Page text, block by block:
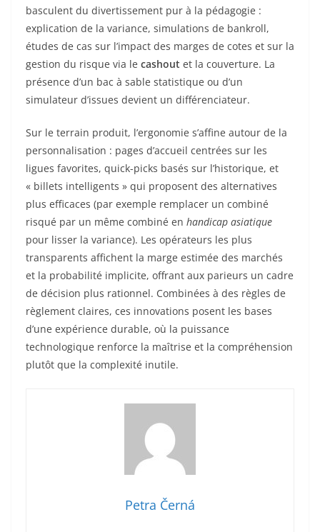
basculent du divertissement pur à la pédagogie :
explication de la variance, simulations de bankroll,
études de cas sur l’impact des marges de cotes et sur la
gestion du risque via le cashout et la couverture. La
présence d’un bac à sable statistique ou d’un
simulateur d’issues devient un différenciateur.
Sur le terrain produit, l’ergonomie s’affine autour de la
personnalisation : pages d’accueil centrées sur les
ligues favorites, quick-picks basés sur l’historique, et
« billets intelligents » qui proposent des alternatives
plus efficaces (par exemple remplacer un combiné
risqué par un même combiné en handicap asiatique
pour lisser la variance). Les opérateurs les plus
transparents affichent la marge estimée des marchés
et la probabilité implicite, offrant aux parieurs un cadre
de décision plus rationnel. Combinées à des règles de
règlement claires, ces innovations posent les bases
d’une expérience durable, où la puissance
technologique renforce la maîtrise et la compréhension
plutôt que la complexité inutile.
Petra Černá